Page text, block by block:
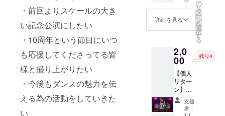
・前回よりスケールの大き
い記念公演にしたい
・10周年という節目にいつ
も応援してくださってる皆
様と盛り上がりたい
・今後もダンスの魅力を伝
える為の活動をしていきた
い
演、アー
ティスト
バックダン
など個々で
も多方面で
活動中。
詳細を見る
の
リ
タ
ー
ン
を
選
択
す
る
2,0
00 円
残り4
【個人
リター
ン】ま
ちるの
お悩み
相談
支援
者：